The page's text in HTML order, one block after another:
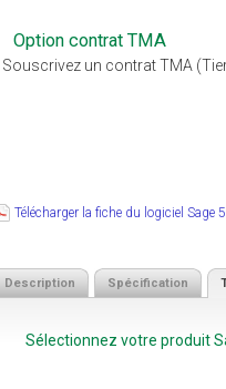
Option contrat TMA
Souscrivez un contrat TMA
Télécharger la fiche du logiciel Sage
Description Spécification
Sélectionnez votre produit